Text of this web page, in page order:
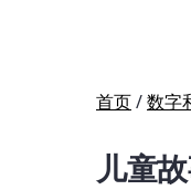
首页/数字
儿童